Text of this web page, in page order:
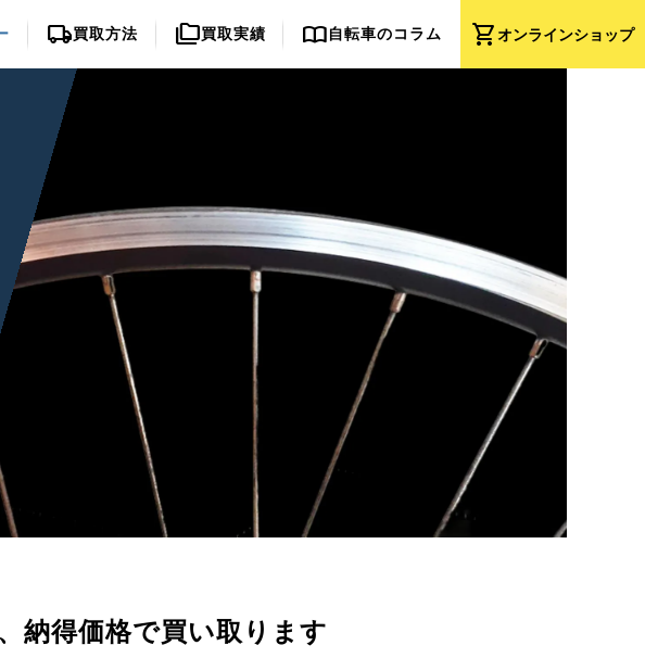
shopping_cartオンラインショップ
local_shipping買取方法 folder_copy買取実績 import_contacts自転車のコラム
納得価格で買い取ります